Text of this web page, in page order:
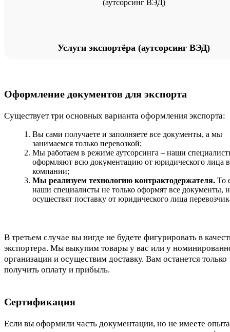
Услуги экспортёра (аутсорсинг ВЭД)
Оформление документов для экспорта
Существует три основных варианта оформления экспорта:
Вы сами получаете и заполняете все документы, а мы
занимаемся только перевозкой;
Мы работаем в режиме аутсорсинга – наши
оформляют всю документацию от юридического лица
компании;
Мы реализуем технологию контрактодержателя. То
наши специалисты не только оформят все документы,
осуществят поставку от юридического лица
В третьем случае вы нигде не будете фигурировать в
экспортера. Мы выкупим товары у вас или у
организации и осуществим доставку. Вам останется только
получить оплату и прибыль.
Сертификация
Если вы оформили часть документации, но не имеете